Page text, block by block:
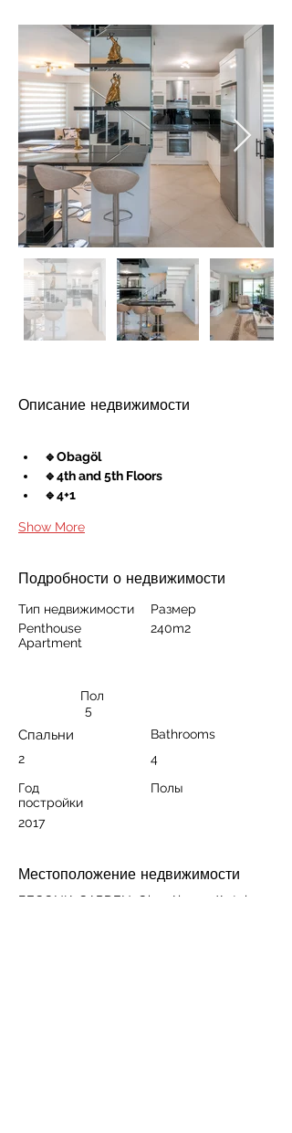
Описание недвижимости
🔹Obagöl
🔹4th and 5th Floors
🔹4+1
Show More
Подробности о недвижимости
Тип недвижимости
Penthouse
Apartment
Размер
240m2
Пол
5
Спальни
2
Год
постройки
2017
Bathrooms
4
Полы
Местоположение недвижимости
BEGONIA GARDEN, Oba, Alanya/Antalya,